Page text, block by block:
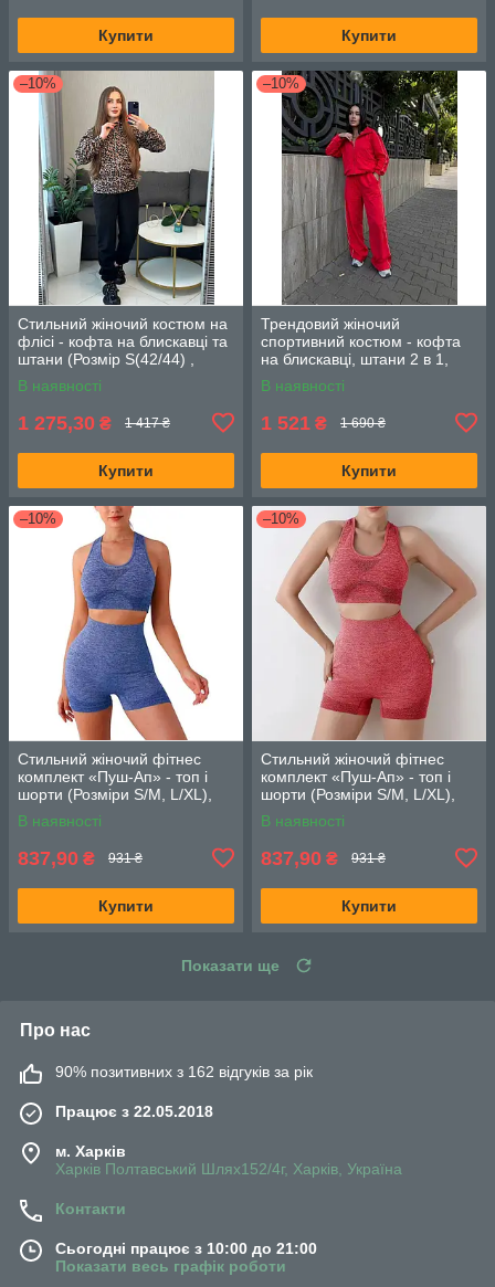
Купити Купити
–10%
Стильний жіночий костюм на
флісі - кофта на блискавці та
штани (Розмір S(42/44) ,
M(46/48) L (50/52)), Лео
Мокко
В наявності
1 275,30 ₴ 1 417 ₴
Купити
–10%
Трендовий жіночий
спортивний костюм - кофта
на блискавці, штани 2 в 1,
(Розмір S (42/44), M (46/48), L
(50/52)), Червоний
В наявності
1 521 ₴ 1 690 ₴
Купити
–10%
Стильний жіночий фітнес
комплект «Пуш-Ап» - топ і
шорти (Розміри S/M, L/XL),
Синій меланж
В наявності
837,90 ₴ 931 ₴
Купити
–10%
Стильний жіночий фітнес
комплект «Пуш-Ап» - топ і
шорти (Розміри S/M, L/XL),
Корал меланж
В наявності
837,90 ₴ 931 ₴
Купити
Показати ще
Про нас
90% позитивних з 162 відгуків за рік
Працює з 22.05.2018
м. Харків
Харків Полтавський Шлях152/4г, Харків, Україна
Контакти
Сьогодні працює з 10:00 до 21:00
Показати весь графік роботи